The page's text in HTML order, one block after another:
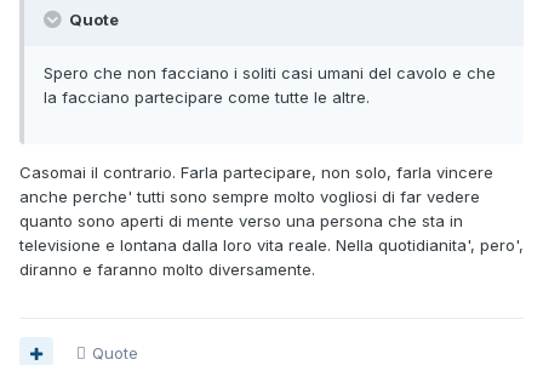
Quote
Spero che non facciano i soliti casi umani del cavolo e che
la facciano partecipare come tutte le altre.
Casomai il contrario. Farla partecipare, non solo, farla vincere
anche perche' tutti sono sempre molto vogliosi di far vedere
quanto sono aperti di mente verso una persona che sta in
televisione e lontana dalla loro vita reale. Nella quotidianita', pero',
diranno e faranno molto diversamente.
Quote